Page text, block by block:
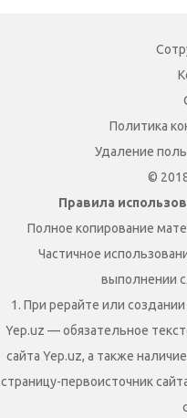
Политика
Удаление
©
Правила
Полное копирование
Частичное
выполнении
1. При рерайте или
Yep.uz — обязательное
сайта Yep.uz, а также
страницу-первоисточник